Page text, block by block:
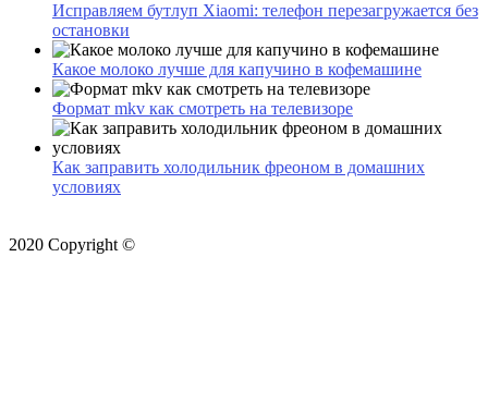
Исправляем бутлуп Xiaomi: телефон перезагружается без
остановки
Какое молоко лучше для капучино в кофемашине
Формат mkv как смотреть на телевизоре
Как заправить холодильник фреоном в домашних
условиях
2020 Copyright ©